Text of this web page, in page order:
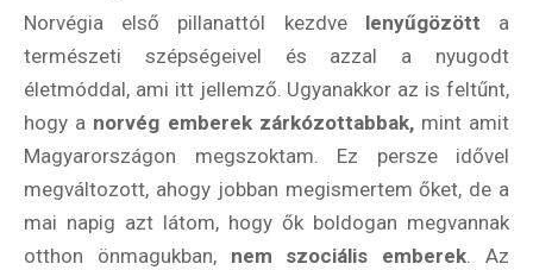
Norvégia első pillanattól kezdve lenyűgözött a
természeti szépségeivel és azzal a nyugodt
életmóddal, ami itt jellemző. Ugyanakkor az is feltűnt,
hogy a norvég emberek zárkózottabbak, mint amit
Magyarországon megszoktam. Ez persze idővel
megváltozott, ahogy jobban megismertem őket, de a
mai napig azt látom, hogy ők boldogan megvannak
otthon önmagukban, nem szociális emberek. Az